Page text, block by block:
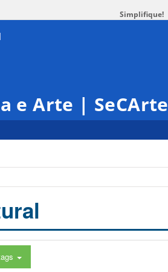
Simplifique!
e Arte | SeCArte